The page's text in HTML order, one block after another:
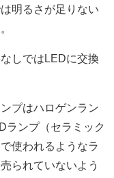
明るさが足りない
しではLEDに交換
プはハロゲンラン
ランプ（セラミック
使われるようなラ
られていないよう